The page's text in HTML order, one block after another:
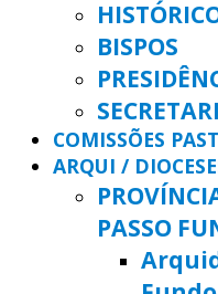
BISPOS
COMISSÕES
ARQUI /
PASSO